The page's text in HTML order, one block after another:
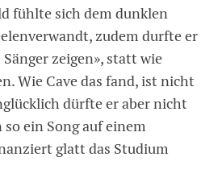
fühlte sich dem dunklen
zudem durfte er
zeigen», statt wie
Wie Cave das fand, ist nicht
dürfte er aber nicht
so ein Song auf einem
glatt das Studium